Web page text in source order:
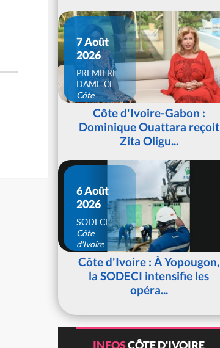
7 Août
2026
PREMIERE
DAME CI
Côte
d'IvoireCôte d'Ivoire-Gabon :
Dominique Ouattara reçoit
Zita Oligu...
6 Août
2026
SODECI
Côte
d'Ivoire
Côte d'Ivoire : À Yopougon,
la SODECI intensifie les
opéra...
INFOSCÔTE D'IVOIRE